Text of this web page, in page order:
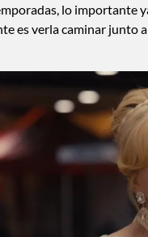
lo importante
es verla caminar junto